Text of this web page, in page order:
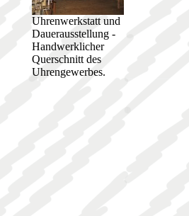
Uhrenwerkstatt und
Dauerausstellung -
Handwerklicher
Querschnitt des
Uhrengewerbes.